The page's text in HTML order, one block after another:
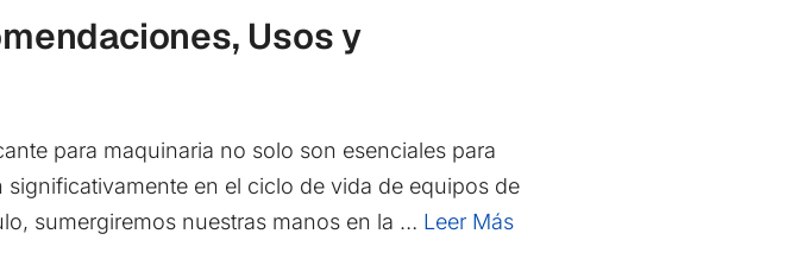
Usos y
para maquinaria no solo son esenciales para
en el ciclo de vida de equipos de
sumergiremos nuestras manos en la … Leer Más